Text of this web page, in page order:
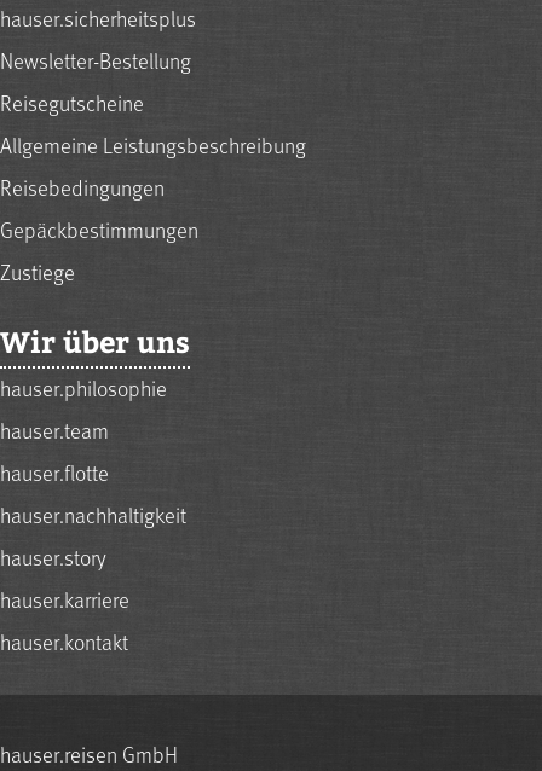
hauser.sicherheitsplus
Newsletter-Bestellung
Reisegutscheine
Allgemeine Leistungsbeschreibung
Reisebedingungen
Gepäckbestimmungen
Zustiege
Wir über uns
hauser.philosophie
hauser.team
hauser.flotte
hauser.nachhaltigkeit
hauser.story
hauser.karriere
hauser.kontakt
hauser.reisen GmbH